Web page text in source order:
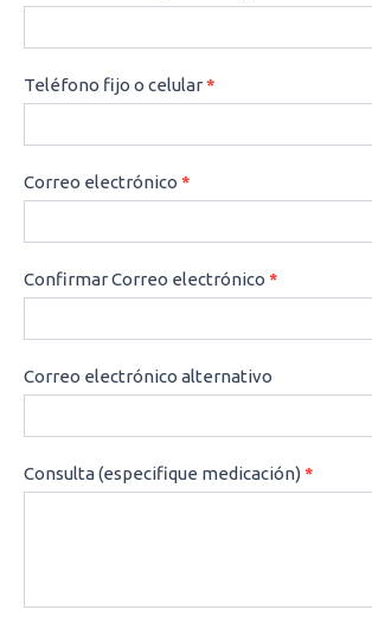
Teléfono fijo o celular*
Correo electrónico *
Confirmar Correo electrónico *
Correo electrónico alternativo
Consulta (especifique medicación)*